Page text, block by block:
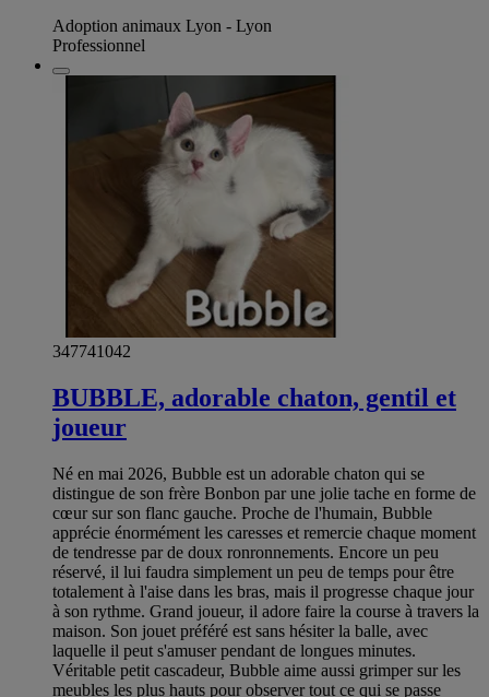
Adoption animaux Lyon - Lyon
Professionnel
347741042
BUBBLE, adorable chaton, gentil et
joueur
Né en mai 2026, Bubble est un adorable chaton qui se
distingue de son frère Bonbon par une jolie tache en forme de
cœur sur son flanc gauche. Proche de l'humain, Bubble
apprécie énormément les caresses et remercie chaque moment
de tendresse par de doux ronronnements. Encore un peu
réservé, il lui faudra simplement un peu de temps pour être
totalement à l'aise dans les bras, mais il progresse chaque jour
à son rythme. Grand joueur, il adore faire la course à travers la
maison. Son jouet préféré est sans hésiter la balle, avec
laquelle il peut s'amuser pendant de longues minutes.
Véritable petit cascadeur, Bubble aime aussi grimper sur les
meubles les plus hauts pour observer tout ce qui se passe